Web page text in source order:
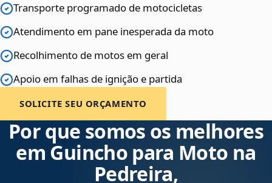
Transporte programado de motocicletas
Atendimento em pane inesperada da moto
Recolhimento de motos em geral
Apoio em falhas de ignição e partida
SOLICITE SEU ORÇAMENTO
Por que somos os melhores
em Guincho para Moto na
Pedreira,